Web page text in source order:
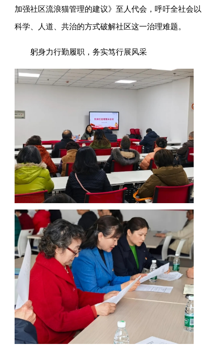
加强社区流浪猫管理的建议》至人代会，呼吁全社会以
科学、人道、共治的方式破解社区这一治理难题。
躬身力行勤履职，务实笃行展风采